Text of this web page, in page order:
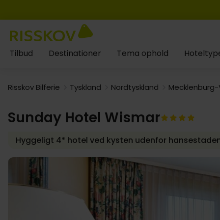
Tilbud Destinationer Tema ophold
Risskov Bilferie Tyskland Nordtyskland
Sunday Hotel Wismar
Hyggeligt 4* hotel ved kysten udenfor